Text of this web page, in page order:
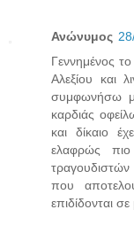
Ανώνυμος
Γεννημένος
Αλεξίου και
συμφωνήσω
καρδιάς
και δίκαιο
ελαφρώς
που
επιδίδονται